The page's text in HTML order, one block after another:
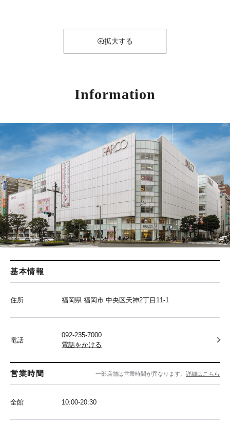
拡大する
Information
基本情報
住所 福岡県 福岡市 中央区天神2丁目11-1
電話
092-235-7000
電話をかける
営業時間 一部店舗は営業時間が異なります。 詳細はこちら
全館 10:00-20:30